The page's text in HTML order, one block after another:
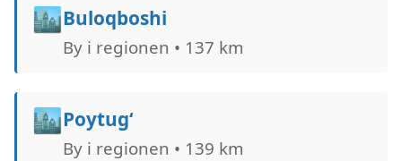
🏙️Buloqboshi
By i regionen • 137 km
🏙️Poytug‘
By i regionen • 139 km